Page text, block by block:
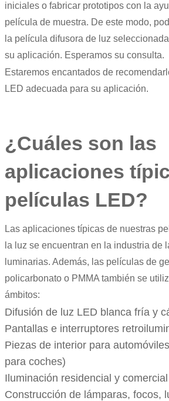
iniciales o fabricar prototipos con la
película de muestra. De este modo,
la película difusora de luz
su aplicación. Esperamos su consulta.
Estaremos encantados de
LED adecuada para su aplicación.
¿Cuáles son las
aplicaciones
películas LED?
Las aplicaciones típicas de nuestras
la luz se encuentran en la industria de
luminarias. Además, las películas de
policarbonato o PMMA también se
ámbitos:
Difusión de luz LED blanca fría y
Pantallas e interruptores
Piezas de interior para
para coches)
Iluminación residencial y comercial
Construcción de lámparas, focos,